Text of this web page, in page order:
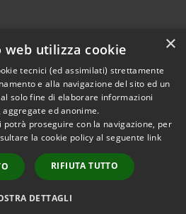
Copyright © 2026 • Comune di
Bolano • Powered by
Municipium•
Accesso
redazione
×
web utilizza cookie
tecnici (ed assimilati) strettamente
e alla navigazione del sito ed un
solo fine di elaborare informazioni
ed anonime.
proseguire con la navigazione, per
la cookie policy al seguente link
RIFIUTA TUTTO
DETTAGLI